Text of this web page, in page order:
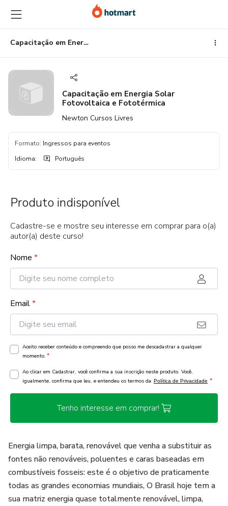
para
o
conteúdo
principal
para
o
pagamento
para
o
rodapé
Capacitação em Energia Solar Fotovoltaica e Fototérmica
Capacitação em Energia Solar
Fotovoltaica e Fototérmica
Newton Cursos Livres
Formato: Ingressos para eventos
Idioma: Português
Produto indisponível
Cadastre-se e mostre seu interesse em comprar para o(a)
autor(a) deste curso!
Nome *
Email*
Aceito receber conteúdo e compreendo que posso me descadastrar a qualquer
momento. *
Ao clicar em Cadastrar, você confirma a sua inscrição neste produto. Você,
igualmente, confirma que leu, e entendeu os termos da Política de Privacidade *
Tenho interesse em comprar!
Energia limpa, barata, renovável que venha a substituir as
fontes não renováveis, poluentes e caras baseadas em
combustíveis fosseis: este é o objetivo de praticamente
todas as grandes economias mundiais, O Brasil hoje tem a
sua matriz energia quase totalmente renovável, limpa,